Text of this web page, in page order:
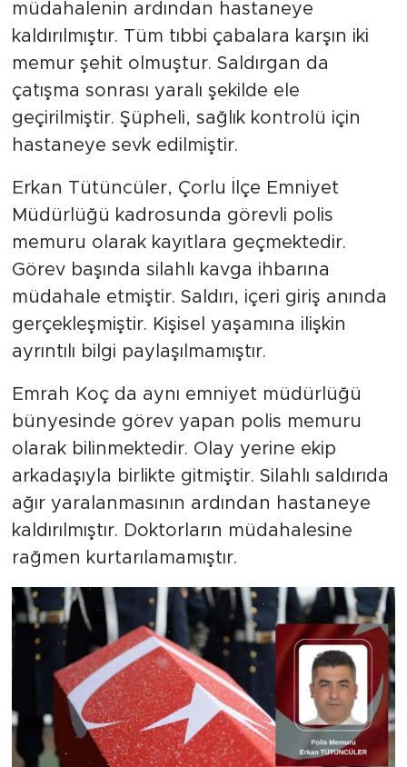
müdahalenin ardından hastaneye
kaldırılmıştır. Tüm tıbbi çabalara karşın iki
memur şehit olmuştur. Saldırgan da
çatışma sonrası yaralı şekilde ele
geçirilmiştir. Şüpheli, sağlık kontrolü için
hastaneye sevk edilmiştir.
Erkan Tütüncüler, Çorlu İlçe Emniyet
Müdürlüğü kadrosunda görevli polis
memuru olarak kayıtlara geçmektedir.
Görev başında silahlı kavga ihbarına
müdahale etmiştir. Saldırı, içeri giriş anında
gerçekleşmiştir. Kişisel yaşamına ilişkin
ayrıntılı bilgi paylaşılmamıştır.
Emrah Koç da aynı emniyet müdürlüğü
bünyesinde görev yapan polis memuru
olarak bilinmektedir. Olay yerine ekip
arkadaşıyla birlikte gitmiştir. Silahlı saldırıda
ağır yaralanmasının ardından hastaneye
kaldırılmıştır. Doktorların müdahalesine
rağmen kurtarılamamıştır.